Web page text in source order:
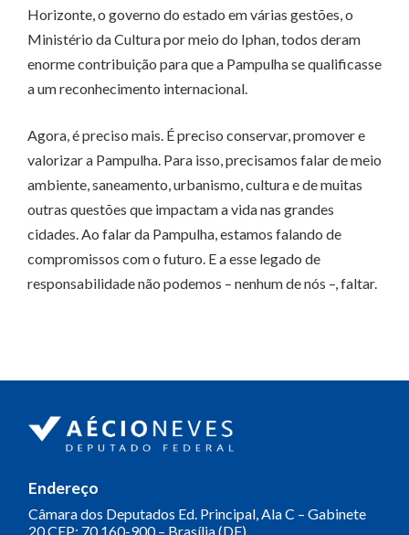
Horizonte, o governo do estado em várias gestões, o
Ministério da Cultura por meio do Iphan, todos deram
enorme contribuição para que a Pampulha se qualificasse
a um reconhecimento internacional.
Agora, é preciso mais. É preciso conservar, promover e
valorizar a Pampulha. Para isso, precisamos falar de meio
ambiente, saneamento, urbanismo, cultura e de muitas
outras questões que impactam a vida nas grandes
cidades. Ao falar da Pampulha, estamos falando de
compromissos com o futuro. E a esse legado de
responsabilidade não podemos – nenhum de nós –, faltar.
Endereço
Câmara dos Deputados Ed. Principal, Ala C – Gabinete
20CEP: 70.160-900 – Brasília (DF)